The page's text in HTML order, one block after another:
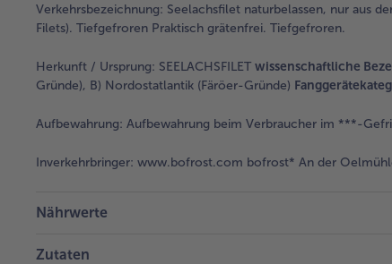
Verkehrsbezeichnung: Seelachsfilet naturbelassen, nur aus
Filets). Tiefgefroren Praktisch grätenfrei. Tiefgefroren.
Herkunft / Ursprung: SEELACHSFILET wissenschaftliche
Gründe), B) Nordostatlantik (Färöer-Gründe)
Aufbewahrung: Aufbewahrung beim Verbraucher im ***-
Inverkehrbringer: www.bofrost.com bofrost* An der
Nährwerte
Zutaten